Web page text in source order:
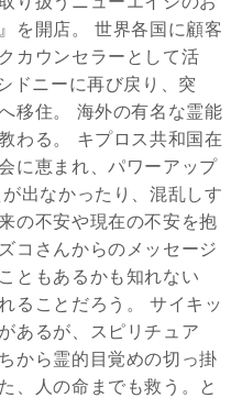
を開店。 世界各国に顧客
カウンセラーとして活
ドニーに再び戻り、突
移住。 海外の有名な霊能
わる。 キプロス共和国在
に恵まれ、パワーアップ
出なかったり、混乱しす
の不安や現在の不安を抱
コさんからのメッセージ
ともあるかも知れない
ることだろう。 サイキッ
あるが、スピリチュア
から霊的目覚めの切っ掛
、人の命までも救う。と